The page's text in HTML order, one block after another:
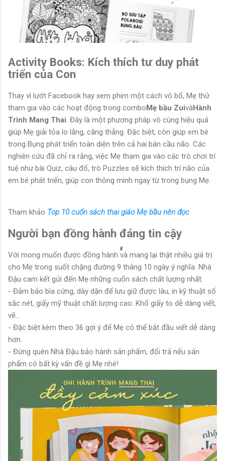
Activity Books: Kích thích tư duy phát
triển của Con
Thay vì lướt Facebook hay xem phim một cách vô bổ, Mẹ thử
tham gia vào các hoạt động trong comboMẹ bầu ZuivàHành
Trình Mang Thai . Đây là một phương pháp vô cùng hiệu quả
giúp Mẹ giải tỏa lo lắng, căng thẳng. Đặc biệt, còn giúp em bé
trong Bụng phát triển toàn diện trên cả hai bán cầu não. Các
nghiên cứu đã chỉ ra rằng, việc Mẹ tham gia vào các trò chơi trí
tuệ như bài Quiz, câu đố, trò Puzzles sẽ kích thích trí não của
em bé phát triển, giúp con thông minh ngay từ trong bụng Mẹ.
Tham khảo Top 10 cuốn sách thai giáo Mẹ bầu nên đọc
Người bạn đồng hành đáng tin cậy
Với mong muốn được đồng hành và mang lại thật nhiều giá trị
cho Mẹ trong suốt chặng đường 9 tháng 10 ngày ý nghĩa. Nhà
Đậu cam kết gửi đến Mẹ những cuốn sách chất lượng nhất:
- Đảm bảo bìa cứng, dày dặn để lưu giữ được lâu, in kỹ thuật số
sắc nét, giấy mỹ thuật chất lượng cao. Khổ giấy to dễ dàng viết,
vẽ...
- Đặc biệt kèm theo 36 gợi ý để Mẹ có thể bắt đầu viết dễ dàng
hơn.
- Đừng quên Nhà Đậu bảo hành sản phẩm, đổi trả nếu sản
phẩm có bất kỳ vấn đề gì Mẹ nhé!